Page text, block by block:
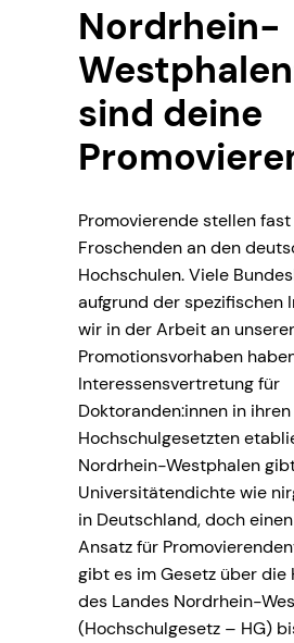
Nordrhein-
sind deine
Promovierende stellen
Froschenden an den
Hochschulen. Viele
aufgrund der spezifischen
wir in der Arbeit an
Promotionsvorhaben
Interessensvertretung für
Doktoranden:innen in ihren
Hochschulgesetzten
Nordrhein-Westphalen
Universitätendichte wie
in Deutschland, doch
Ansatz für
gibt es im Gesetz über die
des Landes Nordrhein-
(Hochschulgesetz – HG)